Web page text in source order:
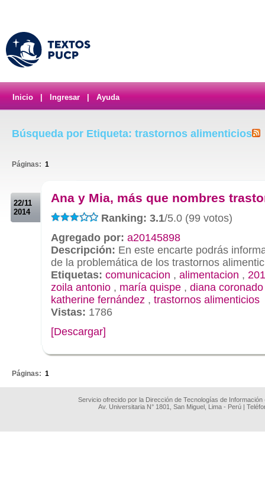
Inicio Ingresar Ayuda
Búsqueda por Etiqueta: trastornos alimenticios
Páginas: 1
22/11
2014
Ana y Mia, más que nombres
Ranking: 3.1/5.0 (99 votos)
Agregado por: a20145898
Descripción: En este encarte podrás
de la problemática de los trastornos
Etiquetas: comunicacion , alimentacion ,
zoila antonio , maría quispe , diana coronado
katherine fernández , trastornos alimenticios
Vistas: 1786
[Descargar]
Páginas: 1
Servicio ofrecido por la Dirección de Tecnologías de
Av. Universitaria N° 1801, San Miguel, Lima - Perú |